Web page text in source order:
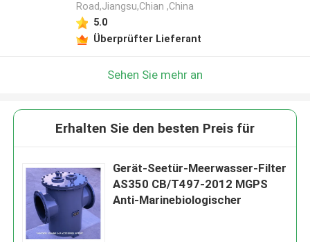
Road,Jiangsu,Chian ,China
5.0
Überprüfter Lieferant
Sehen Sie mehr an
Erhalten Sie den besten Preis für
Gerät-Seetür-Meerwasser-Filter
AS350 CB/T497-2012 MGPS
Anti-Marinebiologischer